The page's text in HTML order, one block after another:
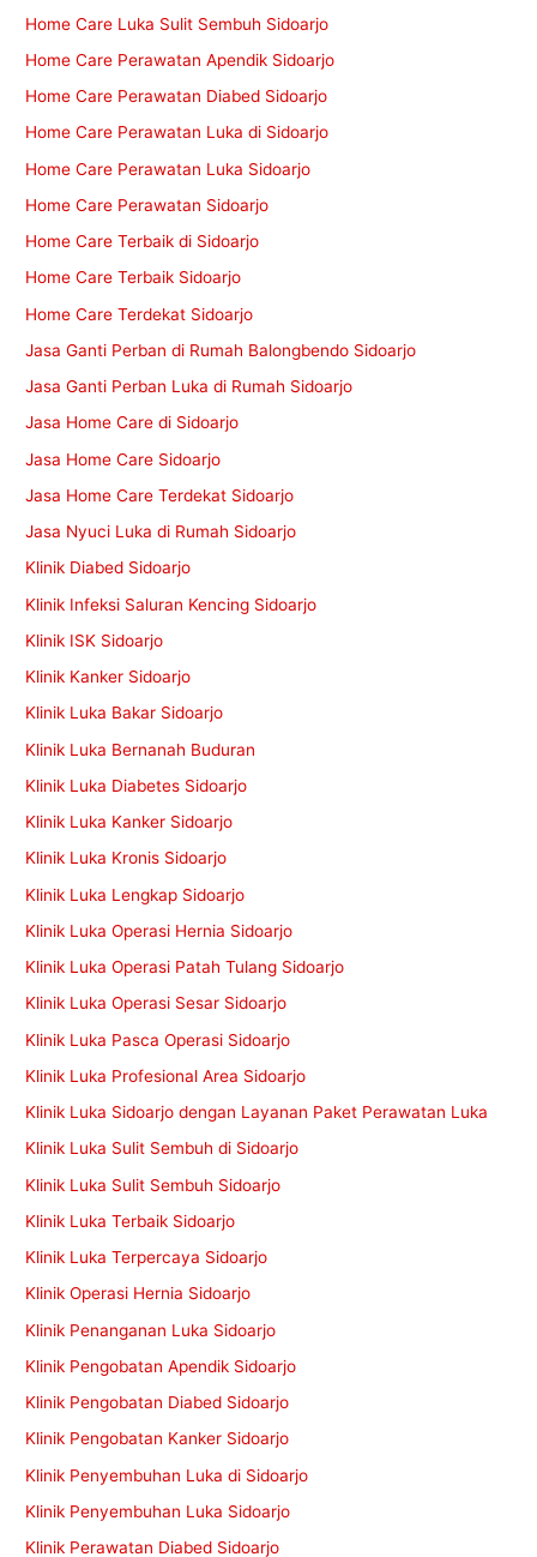
Home Care Luka Sulit Sembuh Sidoarjo
Home Care Perawatan Apendik Sidoarjo
Home Care Perawatan Diabed Sidoarjo
Home Care Perawatan Luka di Sidoarjo
Home Care Perawatan Luka Sidoarjo
Home Care Perawatan Sidoarjo
Home Care Terbaik di Sidoarjo
Home Care Terbaik Sidoarjo
Home Care Terdekat Sidoarjo
Jasa Ganti Perban di Rumah Balongbendo Sidoarjo
Jasa Ganti Perban Luka di Rumah Sidoarjo
Jasa Home Care di Sidoarjo
Jasa Home Care Sidoarjo
Jasa Home Care Terdekat Sidoarjo
Jasa Nyuci Luka di Rumah Sidoarjo
Klinik Diabed Sidoarjo
Klinik Infeksi Saluran Kencing Sidoarjo
Klinik ISK Sidoarjo
Klinik Kanker Sidoarjo
Klinik Luka Bakar Sidoarjo
Klinik Luka Bernanah Buduran
Klinik Luka Diabetes Sidoarjo
Klinik Luka Kanker Sidoarjo
Klinik Luka Kronis Sidoarjo
Klinik Luka Lengkap Sidoarjo
Klinik Luka Operasi Hernia Sidoarjo
Klinik Luka Operasi Patah Tulang Sidoarjo
Klinik Luka Operasi Sesar Sidoarjo
Klinik Luka Pasca Operasi Sidoarjo
Klinik Luka Profesional Area Sidoarjo
Klinik Luka Sidoarjo dengan Layanan Paket Perawatan Luka
Klinik Luka Sulit Sembuh di Sidoarjo
Klinik Luka Sulit Sembuh Sidoarjo
Klinik Luka Terbaik Sidoarjo
Klinik Luka Terpercaya Sidoarjo
Klinik Operasi Hernia Sidoarjo
Klinik Penanganan Luka Sidoarjo
Klinik Pengobatan Apendik Sidoarjo
Klinik Pengobatan Diabed Sidoarjo
Klinik Pengobatan Kanker Sidoarjo
Klinik Penyembuhan Luka di Sidoarjo
Klinik Penyembuhan Luka Sidoarjo
Klinik Perawatan Diabed Sidoarjo